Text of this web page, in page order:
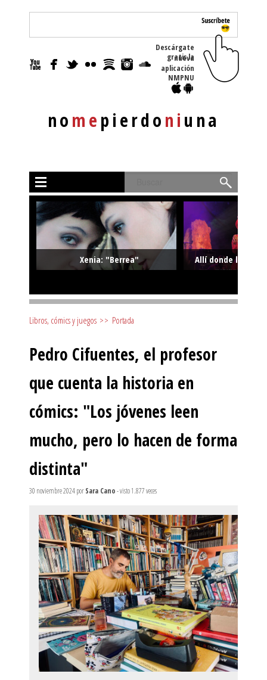
nomepierdoniuna
Descárgate
gratis la nueva
aplicación
NMPNU
Xenia: "Berrea" Allí donde la
Libros, cómics y juegos >> Portada
Pedro Cifuentes, el profesor
que cuenta la historia en
cómics: "Los jóvenes leen
mucho, pero lo hacen de forma
distinta"
30 noviembre 2024porSara Cano- visto 1.877 veces